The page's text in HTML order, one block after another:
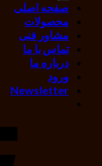
صفحه اصلی
محصولات
مشاور فنی
تماس با ما
درباره ما
ورود
Newsletter